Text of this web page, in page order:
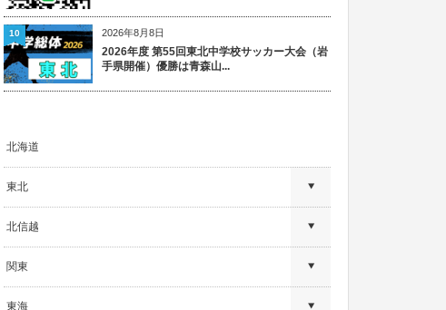
2026年8月8日
2026年度 第55回東北中学校サッカー大会（岩
手県開催）優勝は青森山...
10
北海道
東北
北信越
関東
東海